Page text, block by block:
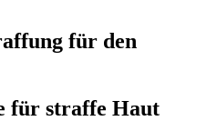
für den
für straffe Haut